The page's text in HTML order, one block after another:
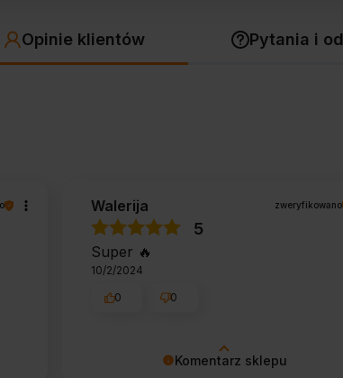
Opinie klientów Pytania i
Komentarz sklepu
Walerija zweryfikowano
5
Super 🔥
10/2/2024
0 0